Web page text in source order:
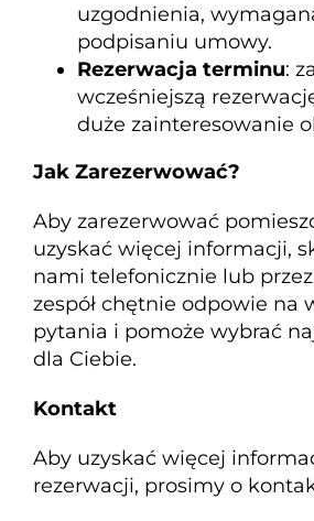
uzgodnienia,
podpisaniu umowy.
Rezerwacja terminu:
wcześniejszą
duże zainteresowanie
Jak Zarezerwować?
Aby zarezerwować
uzyskać więcej informacji,
nami telefonicznie lub
zespół chętnie odpowie na
pytania i pomoże wybrać
dla Ciebie.
Kontakt
Aby uzyskać więcej
rezerwacji, prosimy o